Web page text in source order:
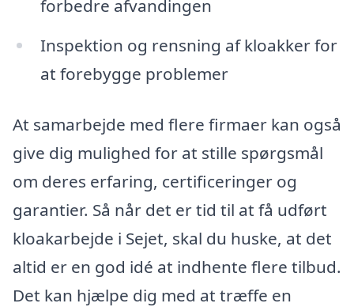
forbedre afvandingen
Inspektion og rensning af kloakker for
at forebygge problemer
At samarbejde med flere firmaer kan også
give dig mulighed for at stille spørgsmål
om deres erfaring, certificeringer og
garantier. Så når det er tid til at få udført
kloakarbejde i Sejet, skal du huske, at det
altid er en god idé at indhente flere tilbud.
Det kan hjælpe dig med at træffe en